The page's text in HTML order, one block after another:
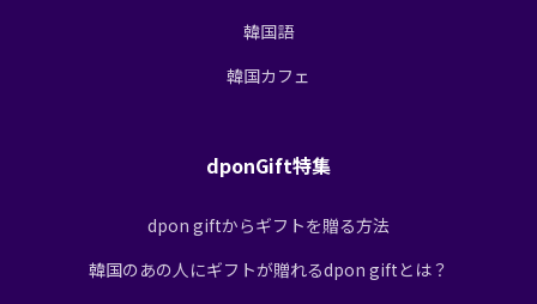
韓国語
韓国カフェ
dponGift特集
dpon giftからギフトを贈る方法
韓国のあの人にギフトが贈れるdpon giftとは？